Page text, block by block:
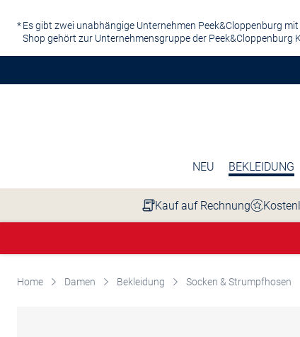
Es gibt zwei unabhängige Unternehmen Peek&Cloppenburg
Shop gehört zur Unternehmensgruppe der Peek&Cloppenburg
NEU BEKLEIDUNG
Kauf auf Rechnung
Home Damen Bekleidung Socken & Strumpfhosen